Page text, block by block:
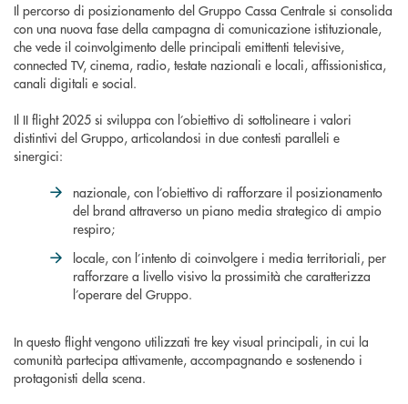
Il percorso di posizionamento del Gruppo Cassa Centrale si consolida
con una nuova fase della campagna di comunicazione istituzionale,
che vede il coinvolgimento delle principali emittenti televisive,
connected TV, cinema, radio, testate nazionali e locali, affissionistica,
canali digitali e social.
Il II flight 2025 si sviluppa con l’obiettivo di sottolineare i valori
distintivi del Gruppo, articolandosi in due contesti paralleli e
sinergici:
nazionale, con l’obiettivo di rafforzare il posizionamento
del brand attraverso un piano media strategico di ampio
respiro;
locale, con l’intento di coinvolgere i media territoriali, per
rafforzare a livello visivo la prossimità che caratterizza
l’operare del Gruppo.
In questo flight vengono utilizzati tre key visual principali, in cui la
comunità partecipa attivamente, accompagnando e sostenendo i
protagonisti della scena.